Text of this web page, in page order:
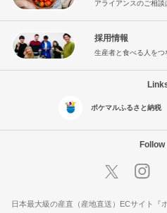
アライアンスのご相談
採用情報
生産者と食べる人をつ
ポケマルふるさと納税
Follow
日本最大級の産直（産地直送）ECサイト『